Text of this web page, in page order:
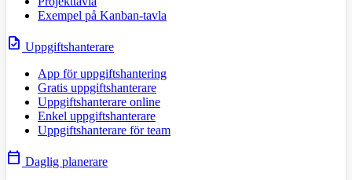
Exempel på Kanban-tavla
task Uppgiftshanterare
App för uppgiftshantering
Gratis uppgiftshanterare
Uppgiftshanterare online
Enkel uppgiftshanterare
Uppgiftshanterare för team
calendar_today Daglig planerare